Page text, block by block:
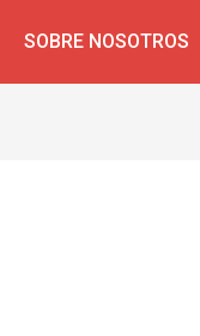
SOBRE NOSOTROS